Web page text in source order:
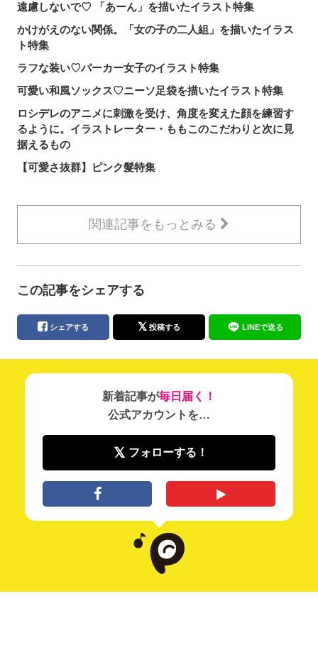
遠慮しないで♡ 「あーん」を描いたイラスト特集
かけがえのない関係。「女の子の二人組」を描いたイラス
ト特集
ラフな装い♡パーカー女子のイラスト特集
可愛い和風ソックス♡ニーソ足袋を描いたイラスト特集
ロシデレのアニメに刺激を受け、角度を変えた顔を練習す
るように。イラストレーター・ももこのこだわりと次に見
据えるもの
【可愛さ抜群】ピンク髮特集
関連記事をもっとみる
この記事をシェアする
シェアする 投稿する LINEで送る
新着記事が毎日届く！
公式アカウントを…
フォローする！